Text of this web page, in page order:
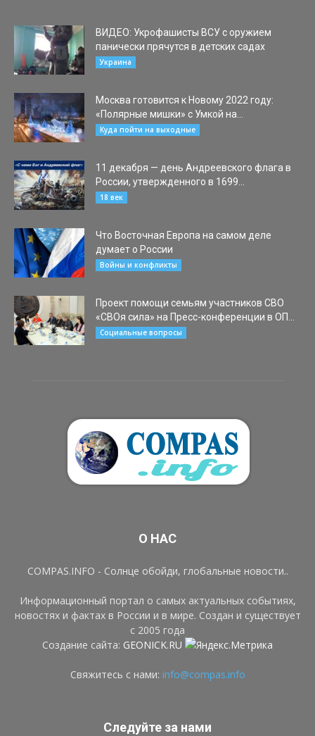
ВИДЕО: Укрофашисты ВСУ с оружием
панически прячутся в детских садах
Украина
Москва готовится к Новому 2022 году:
«Полярные мишки» с Умкой на...
Куда пойти на выходные
11 декабря — день Андреевского флага в
России, утвержденного в 1699...
18 век
Что Восточная Европа на самом деле
думает о России
Войны и конфликты
Проект помощи семьям участников СВО
«СВОя сила» на Пресс-конференции в ОП...
Социальные вопросы
О НАС
COMPAS.INFO - Солнце обойди, глобальные новости..
Информационный портал о самых актуальных событиях,
новостях и фактах в России и в мире. Создан и существует
с 2005 года
Создание сайта: GEONICK.RU
Свяжитесь с нами: info@compas.info
Следуйте за нами